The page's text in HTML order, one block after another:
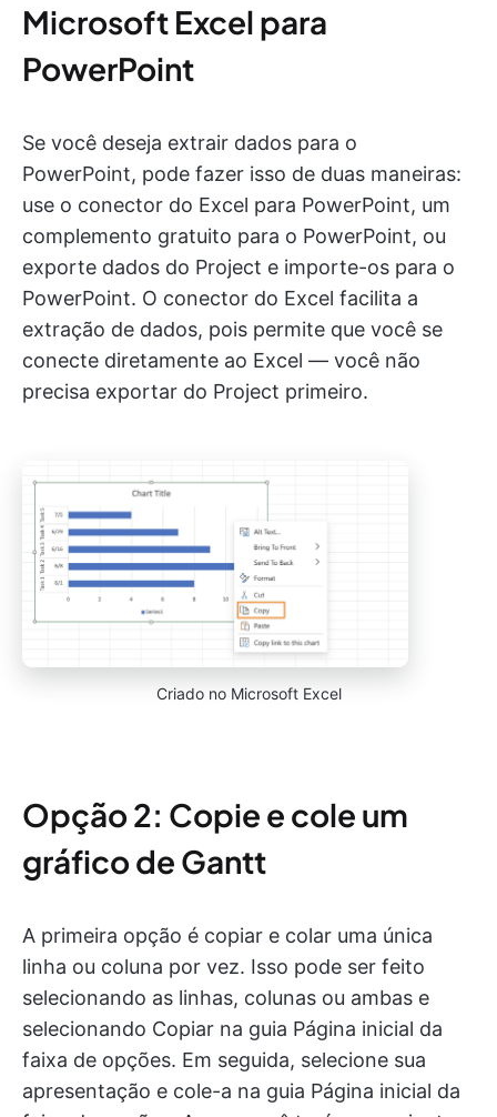
Microsoft Excel para
PowerPoint
Se você deseja extrair dados para o
PowerPoint, pode fazer isso de duas maneiras:
use o conector do Excel para PowerPoint, um
complemento gratuito para o PowerPoint, ou
exporte dados do Project e importe-os para o
PowerPoint. O conector do Excel facilita a
extração de dados, pois permite que você se
conecte diretamente ao Excel — você não
precisa exportar do Project primeiro.
Criado no Microsoft Excel
Opção 2: Copie e cole um
gráfico de Gantt
A primeira opção é copiar e colar uma única
linha ou coluna por vez. Isso pode ser feito
selecionando as linhas, colunas ou ambas e
selecionando Copiar na guia Página inicial da
faixa de opções. Em seguida, selecione sua
apresentação e cole-a na guia Página inicial da